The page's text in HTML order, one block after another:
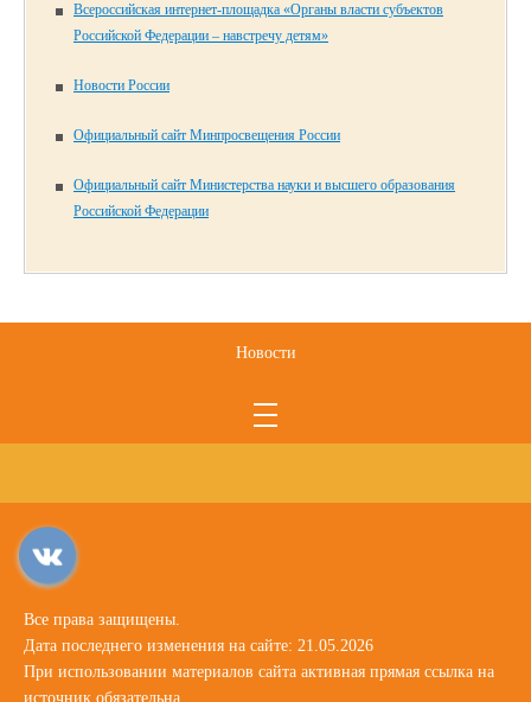
Всероссийская интернет-площадка «Органы власти субъектов
Российской Федерации – навстречу детям»
Новости России
Официальный сайт Минпросвещения России
Официальный сайт Министерства науки и высшего образования
Российской Федерации
Новости
Все права защищены.
Дата последнего изменения на сайте: 21.05.2026
При использовании материалов сайта активная прямая ссылка на
источник обязательна